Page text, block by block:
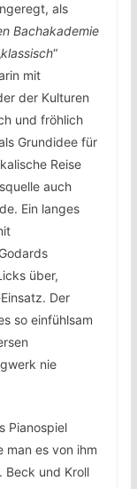
als
Bachakademie
klassisch“
mit
der Kulturen
und fröhlich
Grundidee für
Reise
auch
Ein langes
über,
Der
so einfühlsam
nie
Pianospiel
man es von ihm
Beck und Kroll